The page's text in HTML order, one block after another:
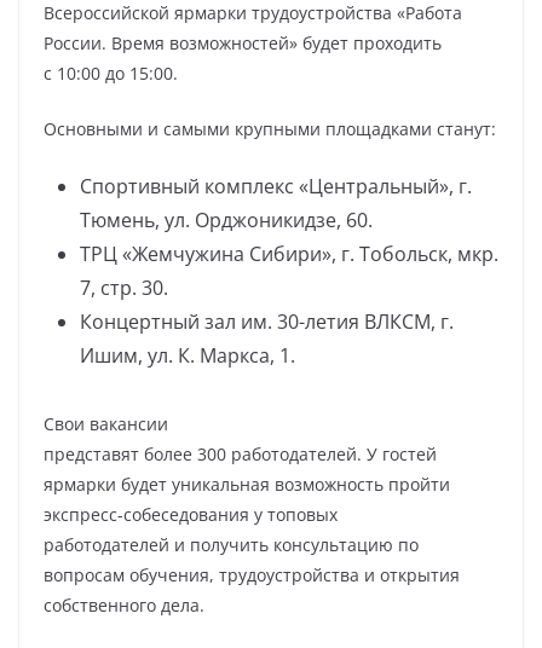
Всероссийской ярмарки трудоустройства «Работа
России. Время возможностей» будет проходить
с 10:00 до 15:00.
Основными и самыми крупными площадками станут:
Спортивный комплекс «Центральный», г.
Тюмень, ул. Орджоникидзе, 60.
ТРЦ «Жемчужина Сибири», г. Тобольск, мкр.
7, стр. 30.
Концертный зал им. 30-летия ВЛКСМ, г.
Ишим, ул. К. Маркса, 1.
Свои вакансии
представят более 300 работодателей. У гостей
ярмарки будет уникальная возможность пройти
экспресс-собеседования у топовых
работодателей и получить консультацию по
вопросам обучения, трудоустройства и открытия
собственного дела.